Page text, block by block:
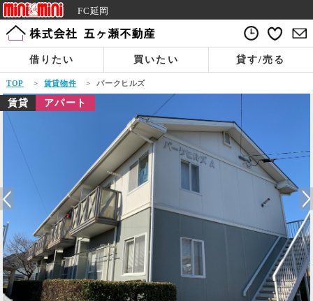
FC延岡
借りたい 買いたい 貸す/売る
TOP > 賃貸物件 > パークヒルズ
賃貸 アパート